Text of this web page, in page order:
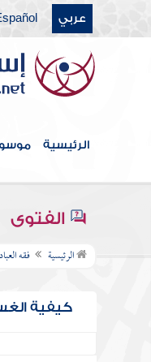
عربي
الرئيسية
الفتوى
الرئيسية فقه
كيفية